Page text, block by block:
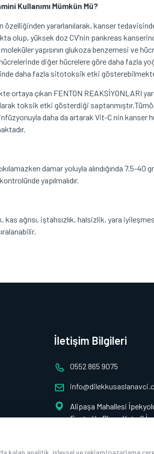
Kullanımı Mümkün Mü?
özelliğinden yararlanılarak, kanser
olup, yüksek doz CV’nin pankreas
yapısının glukoza benzemesi ve
hücrelerinde diğer hücrelere göre daha fazla
daha fazla sitotoksik etki
ortaya çıkan FENTON REAKSİYONLARI
toksik etki gösterdiği
daha da artarak Vit-C nin kanser
damar yoluyla alındığında 7.5-40
yapılmalıdır.
ağrısı, iştahsızlık, halsizlik, yara
İletişim Bilgileri
0552 865 9075
Alipaşa Mahallesi
Esatoğlu Plaza Kat : 6
kalan analitik, işlevsel ve reklam/pazarlama